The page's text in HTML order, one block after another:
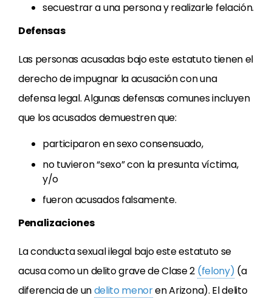
secuestrar a una persona y realizarle felación.
Defensas
Las personas acusadas bajo este estatuto tienen el
derecho de impugnar la acusación con una
defensa legal. Algunas defensas comunes incluyen
que los acusados demuestren que:
participaron en sexo consensuado,
no tuvieron “sexo” con la presunta víctima,
y/o
fueron acusados falsamente.
Penalizaciones
La conducta sexual ilegal bajo este estatuto se
acusa como un delito grave de Clase 2 (felony) (a
diferencia de undelito menoren Arizona). El delito